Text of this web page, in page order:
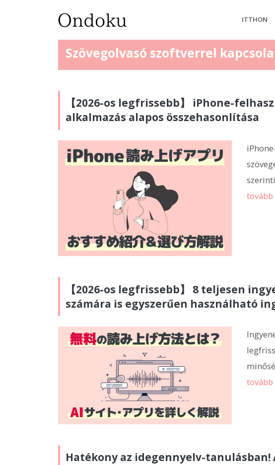
ITTHON
Szövegolvasó szoftverrel
【2026-os legfrissebb】 iPhone-
alkalmazás alapos összehasonlítása
tovább
【2026-os legfrissebb】 8 teljesen
számára is egyszerűen használható
tovább
Hatékony az idegennyelv-